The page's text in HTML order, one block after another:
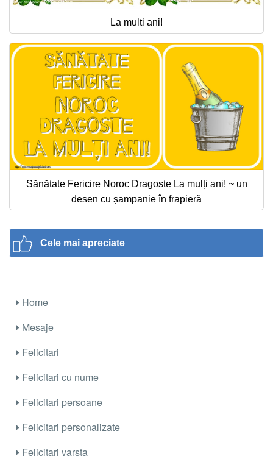
La multi ani!
Sănătate Fericire Noroc Dragoste La mulți ani! ~ un
desen cu șampanie în frapieră
Cele mai apreciate
Home
Mesaje
Felicitari
Felicitari cu nume
Felicitari persoane
Felicitari personalizate
Felicitari varsta